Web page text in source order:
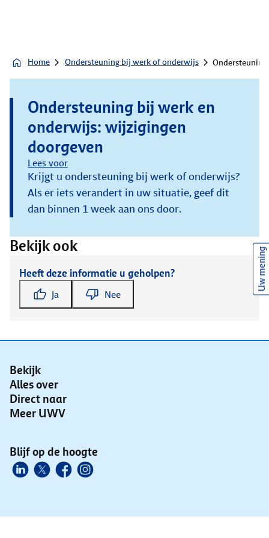
Home Ondersteuning bij werk of onderwijs
Ondersteuning bij werk en
onderwijs: wijzigingen
doorgeven
Lees voor
Krijgt u ondersteuning bij werk of onderwijs?
Als er iets verandert in uw situatie, geef dit
dan binnen 1 week aan ons door.
Bekijk ook
Heeft deze informatie u geholpen?
Ja Nee
Bekijk
Alles over
Direct naar
Meer UWV
Blijf op de hoogte
Uw mening